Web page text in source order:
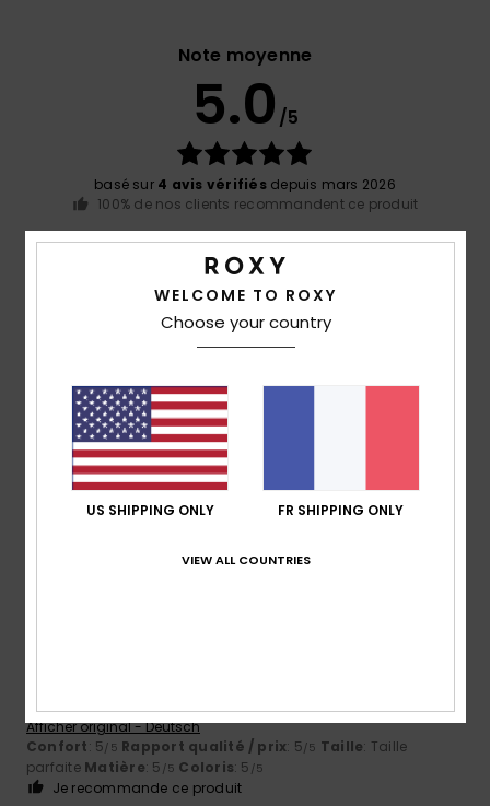
Note moyenne
5.0 /5
basé sur 4 avis vérifiésdepuis mars 2026
100% de nos clients recommandent ce produit
Rapport qualité / prix
Coloris
5
Afficher original - Deutsch
Confort: 5/5 Rapport qualité / prix: 5/5 Taille: Taille
parfaite Matière: 5 /5 Coloris: 5 /5
Je recommande ce produit
WELCOME TO ROXY
Choose your country
US SHIPPING ONLY FR SHIPPING ONLY
VIEW ALL COUNTRIES